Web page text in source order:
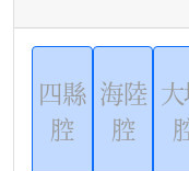
四縣
腔
海陸
腔